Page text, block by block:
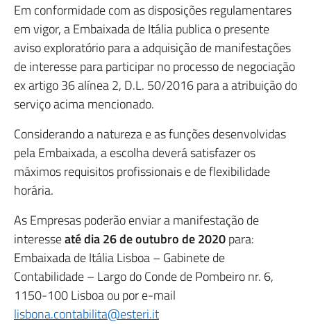
Em conformidade com as disposições regulamentares
em vigor, a Embaixada de Itália publica o presente
aviso exploratório para a adquisição de manifestações
de interesse para participar no processo de negociação
ex artigo 36 alínea 2, D.L. 50/2016 para a atribuição do
serviço acima mencionado.
Considerando a natureza e as funções desenvolvidas
pela Embaixada, a escolha deverá satisfazer os
máximos requisitos profissionais e de flexibilidade
horária.
As Empresas poderão enviar a manifestação de
interesseaté dia 26 de outubro de 2020para:
Embaixada de Itália Lisboa – Gabinete de
Contabilidade – Largo do Conde de Pombeiro nr. 6,
1150-100 Lisboa ou por e-mail
lisbona.contabilita@esteri.it